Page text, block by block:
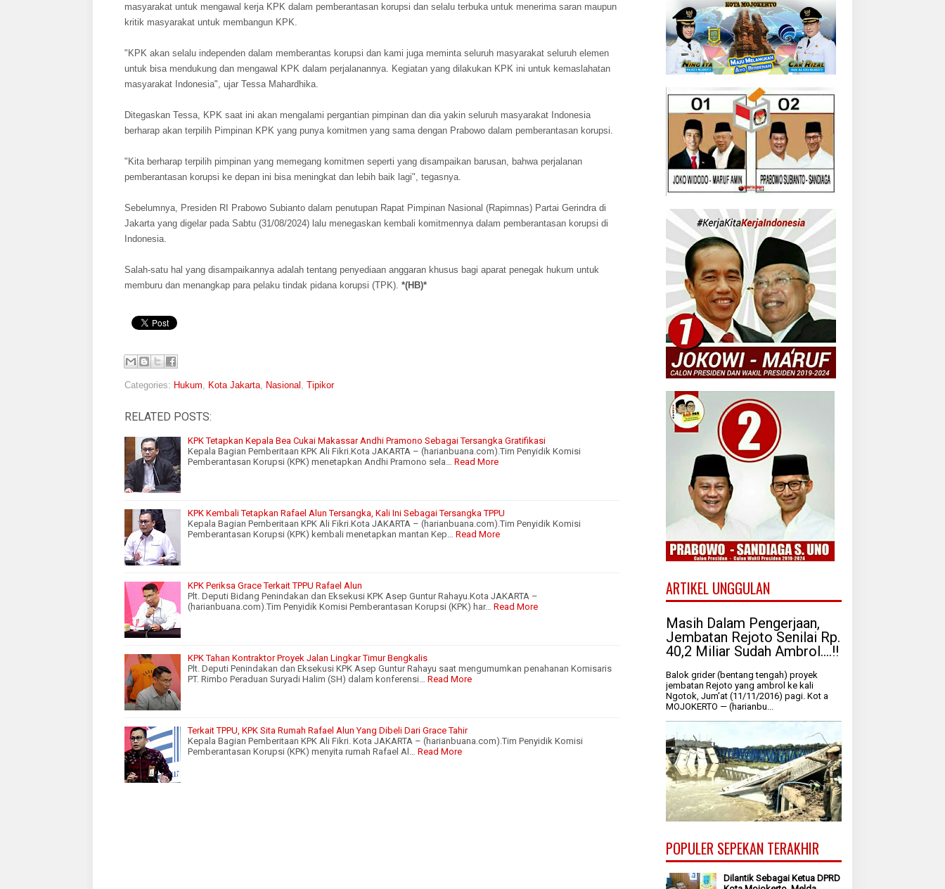
masyarakat untuk mengawal kerja KPK dalam pemberantasan korupsi dan selalu terbuka untuk menerima saran maupun
kritik masyarakat untuk membangun KPK.
"KPK akan selalu independen dalam memberantas korupsi dan kami juga meminta seluruh masyarakat seluruh elemen
untuk bisa mendukung dan mengawal KPK dalam perjalanannya. Kegiatan yang dilakukan KPK ini untuk kemaslahatan
masyarakat Indonesia", ujar Tessa Mahardhika.
Ditegaskan Tessa, KPK saat ini akan mengalami pergantian pimpinan dan dia yakin seluruh masyarakat Indonesia
berharap akan terpilih Pimpinan KPK yang punya komitmen yang sama dengan Prabowo dalam pemberantasan korupsi.
"Kita berharap terpilih pimpinan yang memegang komitmen seperti yang disampaikan barusan, bahwa perjalanan
pemberantasan korupsi ke depan ini bisa meningkat dan lebih baik lagi", tegasnya.
Sebelumnya, Presiden RI Prabowo Subianto dalam penutupan Rapat Pimpinan Nasional (Rapimnas) Partai Gerindra di
Jakarta yang digelar pada Sabtu (31/08/2024) lalu menegaskan kembali komitmennya dalam pemberantasan korupsi di
Indonesia.
Salah-satu hal yang disampaikannya adalah tentang penyediaan anggaran khusus bagi aparat penegak hukum untuk
memburu dan menangkap para pelaku tindak pidana korupsi (TPK). *(HB)*
Categories: Hukum, Kota Jakarta, Nasional , Tipikor
RELATED POSTS:
KPK Tetapkan Kepala Bea Cukai Makassar Andhi Pramono Sebagai Tersangka Gratifikasi
Kepala Bagian Pemberitaan KPK Ali Fikri.Kota JAKARTA – (harianbuana.com).Tim Penyidik Komisi
Pemberantasan Korupsi (KPK) menetapkan Andhi Pramono sela… Read More
KPK Kembali Tetapkan Rafael Alun Tersangka, Kali Ini Sebagai Tersangka TPPU
Kepala Bagian Pemberitaan KPK Ali Fikri.Kota JAKARTA – (harianbuana.com).Tim Penyidik Komisi
Pemberantasan Korupsi (KPK) kembali menetapkan mantan Kep… Read More
KPK Periksa Grace Terkait TPPU Rafael Alun
Plt. Deputi Bidang Penindakan dan Eksekusi KPK Asep Guntur Rahayu.Kota JAKARTA –
(harianbuana.com).Tim Penyidik Komisi Pemberantasan Korupsi (KPK) har… Read More
KPK Tahan Kontraktor Proyek Jalan Lingkar Timur Bengkalis
Plt. Deputi Penindakan dan Eksekusi KPK Asep Guntur Rahayu saat mengumumkan penahanan Komisaris
PT. Rimbo Peraduan Suryadi Halim (SH) dalam konferensi… Read More
Terkait TPPU, KPK Sita Rumah Rafael Alun Yang Dibeli Dari Grace Tahir
Kepala Bagian Pemberitaan KPK Ali Fikri. Kota JAKARTA – (harianbuana.com).Tim Penyidik Komisi
Pemberantasan Korupsi (KPK) menyita rumah Rafael Al… Read More
ARTIKEL UNGGULAN
Masih Dalam Pengerjaan,
Jembatan Rejoto Senilai Rp.
40,2 Miliar Sudah Ambrol....!!
Balok grider (bentang tengah) proyek
jembatan Rejoto yang ambrol ke kali
Ngotok, Jum'at (11/11/2016) pagi. Kot a
MOJOKERTO — (harianbu...
POPULER SEPEKAN TERAKHIR
Dilantik Sebagai Ketua DPRD